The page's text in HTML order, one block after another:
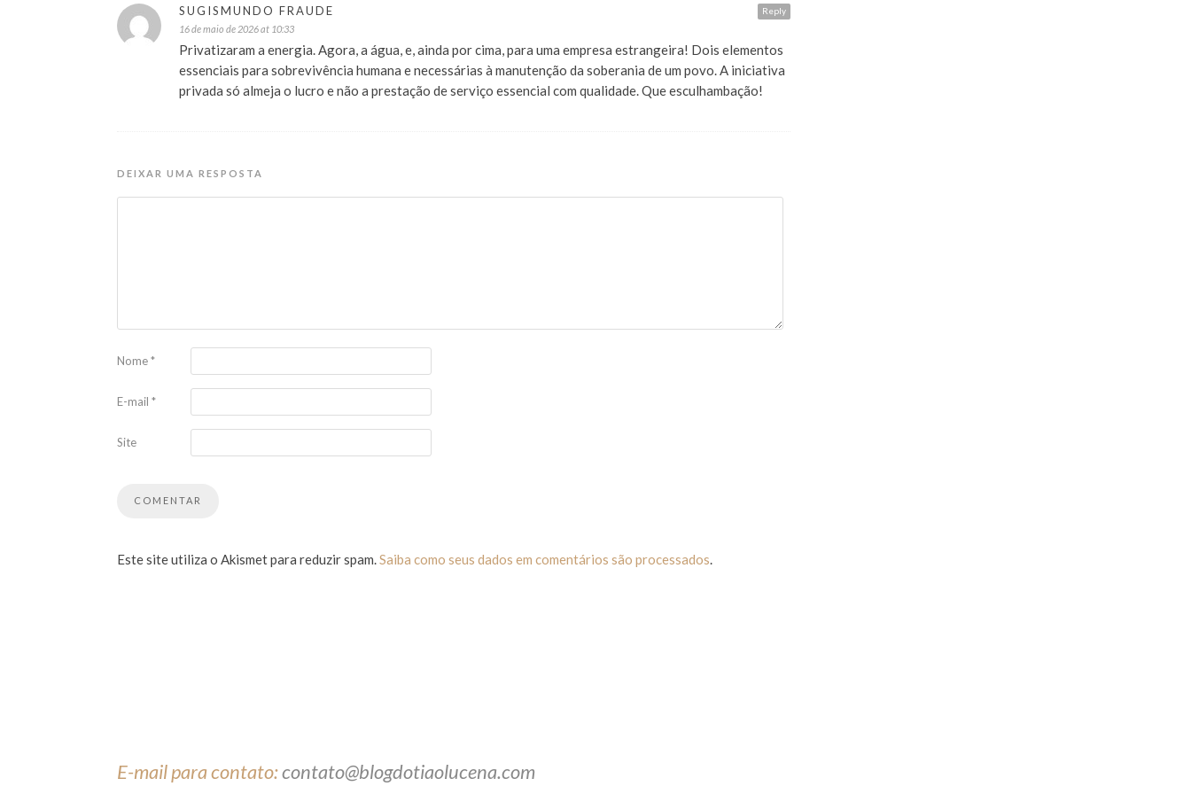
Reply
SUGISMUNDO FRAUDE
16 de maio de 2026 at 10:33
Privatizaram a energia. Agora, a água, e, ainda por cima, para uma empresa estrangeira! Dois elementos
essenciais para sobrevivência humana e necessárias à manutenção da soberania de um povo. A iniciativa
privada só almeja o lucro e não a prestação de serviço essencial com qualidade. Que esculhambação!
DEIXAR UMA RESPOSTA
Nome*
E-mail *
Site
Este site utiliza o Akismet para reduzir spam.Saiba como seus dados em comentários são processados.
E-mail para contato:contato@blogdotiaolucena.com